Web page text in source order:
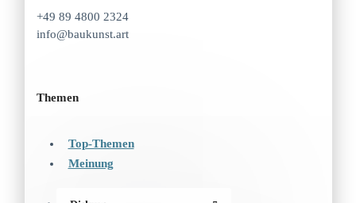
+49 89 4800 2324
info@baukunst.art
Themen
Top-Themen
Meinung